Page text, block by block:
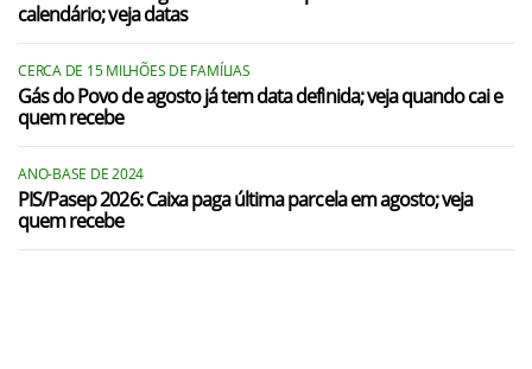
calendário; veja datas
CERCA DE 15 MILHÕES DE FAMÍLIAS
Gás do Povo de agosto já tem data definida; veja quando cai e
quem recebe
ANO-BASE DE 2024
PIS/Pasep 2026: Caixa paga última parcela em agosto; veja
quem recebe